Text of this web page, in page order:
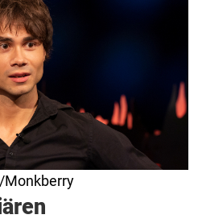
Monkberry